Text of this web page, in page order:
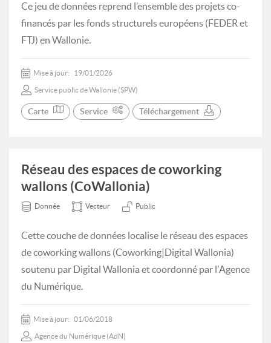
Ce jeu de données reprend l’ensemble des projets co-
financés par les fonds structurels européens (FEDER et
FTJ) en Wallonie.
Mise à jour: 19/01/2026
Service public de Wallonie (SPW)
Carte Service Téléchargement
Réseau des espaces de coworking
wallons (CoWallonia)
Donnée Vecteur Public
Cette couche de données localise le réseau des espaces
de coworking wallons (Coworking|Digital Wallonia)
soutenu par Digital Wallonia et coordonné par l'Agence
du Numérique.
Mise à jour: 01/06/2018
Agence du Numérique (AdN)